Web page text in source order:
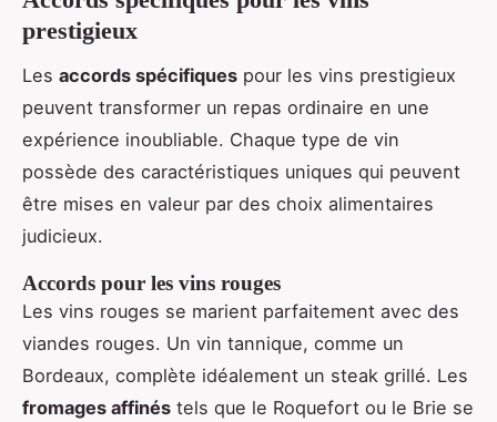
prestigieux
Les accords spécifiques pour les vins prestigieux
peuvent transformer un repas ordinaire en une
expérience inoubliable. Chaque type de vin
possède des caractéristiques uniques qui peuvent
être mises en valeur par des choix alimentaires
judicieux.
Accords pour les vins rouges
Les vins rouges se marient parfaitement avec des
viandes rouges. Un vin tannique, comme un
Bordeaux, complète idéalement un steak grillé. Les
fromages affinés tels que le Roquefort ou le Brie se